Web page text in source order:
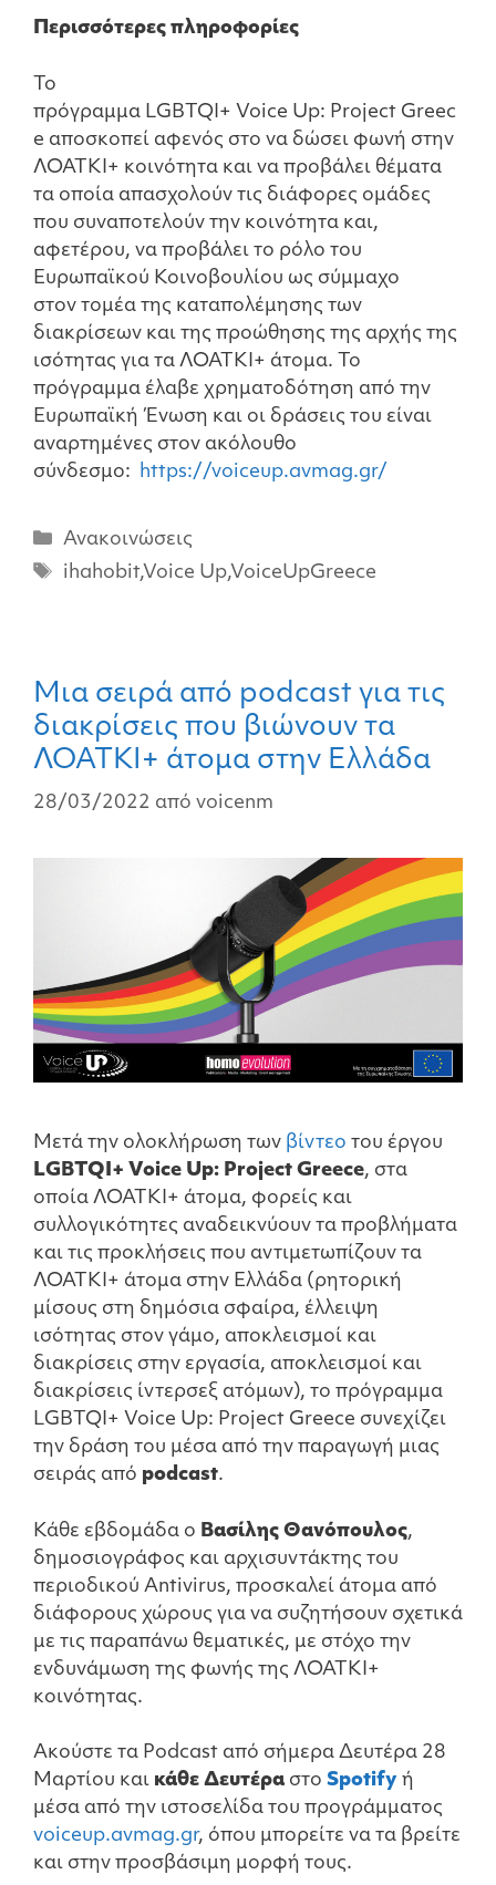
Περισσότερες πληροφορίες
Το
πρόγραμμα LGBTQI+ Voice Up: Project Greec
e αποσκοπεί αφενός στο να δώσει φωνή στην
ΛΟΑΤΚΙ+ κοινότητα και να προβάλει θέματα
τα οποία απασχολούν τις διάφορες ομάδες
που συναποτελούν την κοινότητα και,
αφετέρου, να προβάλει το ρόλο του
Ευρωπαϊκού Κοινοβουλίου ως σύμμαχο
στον τομέα της καταπολέμησης των
διακρίσεων και της προώθησης της αρχής της
ισότητας για τα ΛΟΑΤΚΙ+ άτομα. Το
πρόγραμμα έλαβε χρηματοδότηση από την
Ευρωπαϊκή Ένωση και οι δράσεις του είναι
αναρτημένες στον ακόλουθο
σύνδεσμο:
https://voiceup.avmag.gr/
Ανακοινώσεις
ihahobit,Voice Up,VoiceUpGreece
Μια σειρά από podcast για τις
διακρίσεις που βιώνουν τα
ΛΟΑΤΚΙ+ άτομα στην Ελλάδα
28/03/2022 από voicenm
Μετά την ολοκλήρωση των βίντεο του έργου
LGBTQI+ Voice Up: Project Greece, στα
οποία ΛΟΑΤΚΙ+ άτομα, φορείς και
συλλογικότητες αναδεικνύουν τα προβλήματα
και τις προκλήσεις που αντιμετωπίζουν τα
ΛΟΑΤΚΙ+ άτομα στην Ελλάδα (ρητορική
μίσους στη δημόσια σφαίρα, έλλειψη
ισότητας στον γάμο, αποκλεισμοί και
διακρίσεις στην εργασία, αποκλεισμοί και
διακρίσεις ίντερσεξ ατόμων), το πρόγραμμα
LGBTQI+ Voice Up: Project Greece συνεχίζει
την δράση του μέσα από την παραγωγή μιας
σειράς από podcast.
Κάθε εβδομάδα ο Βασίλης Θανόπουλος,
δημοσιογράφος και αρχισυντάκτης του
περιοδικού Antivirus, προσκαλεί άτομα από
διάφορους χώρους για να συζητήσουν σχετικά
με τις παραπάνω θεματικές, με στόχο την
ενδυνάμωση της φωνής της ΛΟΑΤΚΙ+
κοινότητας.
Ακούστε τα Podcast από σήμερα Δευτέρα 28
Μαρτίου και κάθε Δευτέρα στο Spotify ή
μέσα από την ιστοσελίδα του προγράμματος
voiceup.avmag.gr, όπου μπορείτε να τα βρείτε
και στην προσβάσιμη μορφή τους.